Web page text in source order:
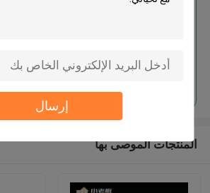
إرسال
استمر
المنتجات الموصى بها